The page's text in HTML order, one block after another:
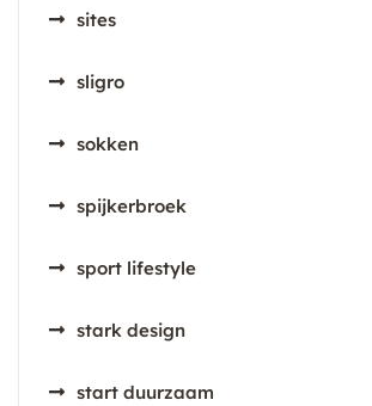
sites
sligro
sokken
spijkerbroek
sport lifestyle
stark design
start duurzaam